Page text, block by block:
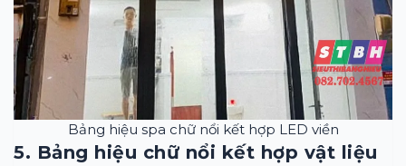
Bảng hiệu spa chữ nổi kết hợp LED viền
5. Bảng hiệu chữ nổi kết hợp vật liệu